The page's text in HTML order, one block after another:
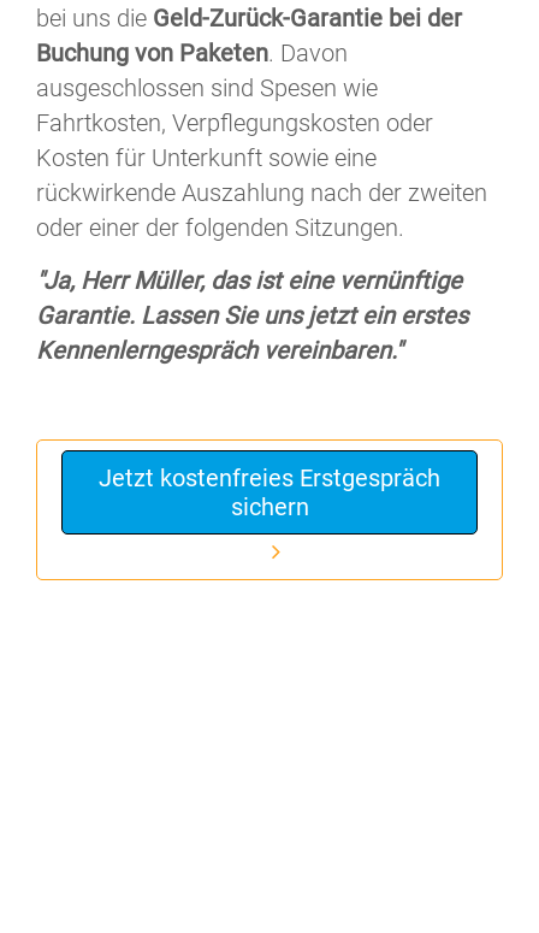
bei uns die Geld-Zurück-Garantie bei der
Buchung von Paketen. Davon
ausgeschlossen sind Spesen wie
Fahrtkosten, Verpflegungskosten oder
Kosten für Unterkunft sowie eine
rückwirkende Auszahlung nach der zweiten
oder einer der folgenden Sitzungen.
"Ja, Herr Müller, das ist eine vernünftige
Garantie. Lassen Sie uns jetzt ein erstes
Kennenlerngespräch vereinbaren."
Jetzt kostenfreies Erstgespräch
sichern